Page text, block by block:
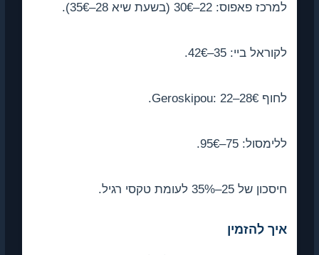
למרכז פאפוס: 22–30€ (בשעת שיא 28–35€).
לקוראל ביי: 35–42€.
לחוף Geroskipou: 22–28€.
ללימסול: 75–95€.
חיסכון של 25–35% לעומת טקסי רגיל.
איך להזמין